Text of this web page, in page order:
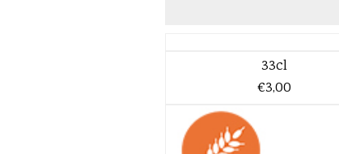
33cl
€3,00